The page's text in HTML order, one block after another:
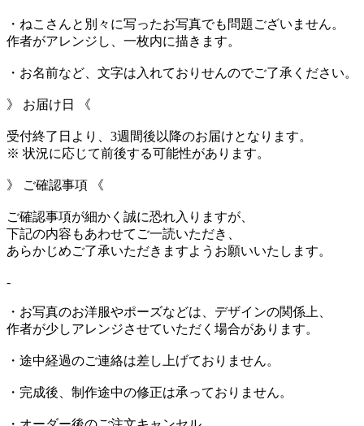
・ねこさんと別々に写ったお写真でも問題ございません。
作者がアレンジし、一枚内に描きます。
・お名前など、文字は入れておりせんのでご了承ください。
》 お届け日 《
受付終了日より、3週間後以降のお届けとなります。
※ 状況に応じて前後する可能性があります。
》 ご確認事項 《
ご確認事項が細かく誠に恐れ入りますが、
下記の内容もあわせてご一読いただき、
あらかじめご了承いただきますようお願いいたします。
-
・お写真のお洋服やポーズなどは、デザインの関係上、
作者が少しアレンジさせていただく場合があります。
・途中経過のご連絡は差し上げておりません。
・完成後、制作途中の修正は承っておりません。